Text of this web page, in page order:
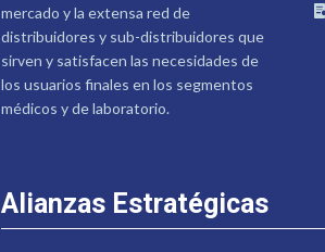
mercado y la extensa red de
distribuidores y sub-distribuidores que
sirven y satisfacen las necesidades de
los usuarios finales en los segmentos
médicos y de laboratorio.
Alianzas Estratégicas